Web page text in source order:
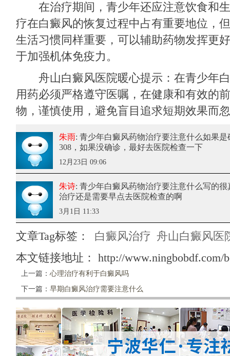
在治疗期间，青少年还应注意饮食和生
疗在白癜风的恢复过程中占有重要地位，
生活习惯同样重要，可以辅助药物发挥更
于加强机体免疫力。
舟山白癜风医院暖心提示：在青少年白
用药必须严格遵守医嘱，在健康和有效的
物，谨慎使用，避免盲目追求短期效果而
朱雨: 青少年白癜风药物治疗要注意什么如果是
308，如果没确诊，最好去医院检查一下
12月23日 09:06
朱诗: 青少年白癜风药物治疗要注意什么写的很
治疗还是需要早点去医院检查的啊
3月1日 11:33
文章Tag标签： 白癜风治疗 舟山白癜风医
本文链接地址： http://www.ningbobdf.com/
上一篇： 心理治疗有利于白癜风吗
下一篇： 早期白癜风治疗需要注意什么